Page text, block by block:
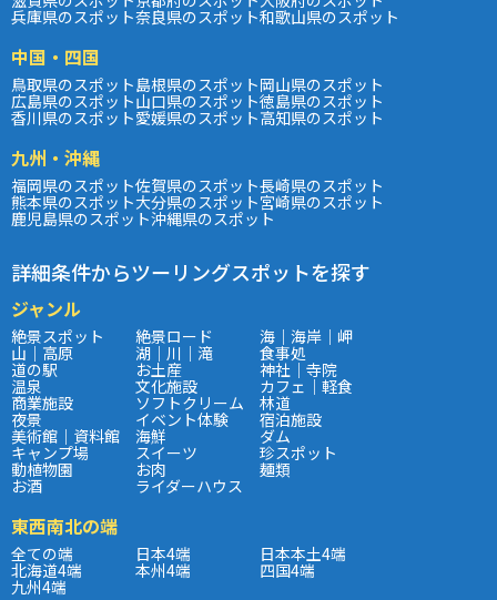
兵庫県のスポット奈良県のスポット和歌山県のスポット
中国・四国
鳥取県のスポット島根県のスポット岡山県のスポット
広島県のスポット山口県のスポット徳島県のスポット
香川県のスポット愛媛県のスポット高知県のスポット
九州・沖縄
福岡県のスポット佐賀県のスポット長崎県のスポット
熊本県のスポット大分県のスポット宮崎県のスポット
鹿児島県のスポット沖縄県のスポット
詳細条件からツーリングスポットを探す
ジャンル
絶景スポット 絶景ロード 海｜海岸｜岬
山｜高原 湖｜川｜滝 食事処
道の駅 お土産 神社｜寺院
温泉 文化施設 カフェ｜軽食
商業施設 ソフトクリーム 林道
夜景 イベント体験 宿泊施設
美術館｜資料館 海鮮 ダム
キャンプ場 スイーツ 珍スポット
動植物園 お肉 麺類
お酒 ライダーハウス
東西南北の端
全ての端 日本4端 日本本土4端
北海道4端 本州4端 四国4端
九州4端